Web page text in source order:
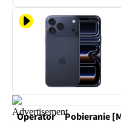
Operator Pobieranie